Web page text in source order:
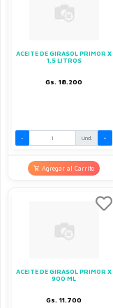
ACEITE DE GIRASOL PRIMOR X
1.5 LITROS
Gs. 18.200
- Und. +
Agregar al Carrito
ACEITE DE GIRASOL PRIMOR X
900 ML
Gs. 11.700